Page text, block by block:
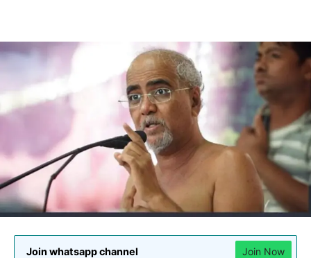
Join whatsapp channel Join Now